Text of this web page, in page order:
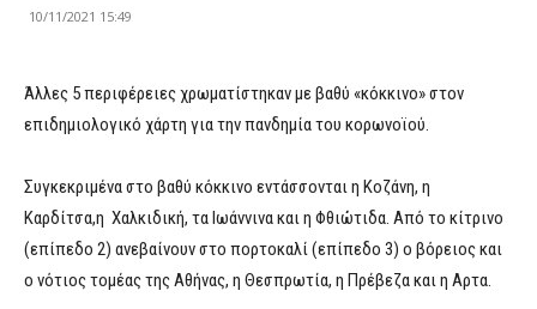
10/11/2021 15:49
Άλλες 5 περιφέρειες χρωματίστηκαν με βαθύ «κόκκινο» στον
επιδημιολογικό χάρτη για την πανδημία του κορωνοϊού.
Συγκεκριμένα στο βαθύ κόκκινο εντάσσονται η Κοζάνη, η
Καρδίτσα,η Χαλκιδική, τα Ιωάννινα και η Φθιώτιδα. Από το κίτρινο
(επίπεδο 2) ανεβαίνουν στο πορτοκαλί (επίπεδο 3) ο βόρειος και
ο νότιος τομέας της Αθήνας, η Θεσπρωτία, η Πρέβεζα και η Αρτα.